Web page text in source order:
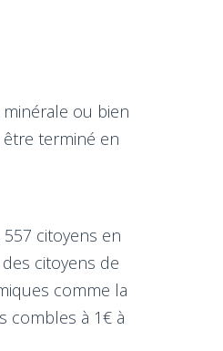
ou bien
terminé en
citoyens en
citoyens de
comme la
combles à 1€ à